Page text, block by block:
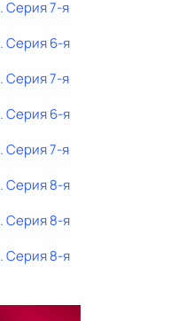
. Серия 7-я
. Серия 6-я
. Серия 7-я
. Серия 6-я
. Серия 7-я
. Серия 8-я
. Серия 8-я
. Серия 8-я